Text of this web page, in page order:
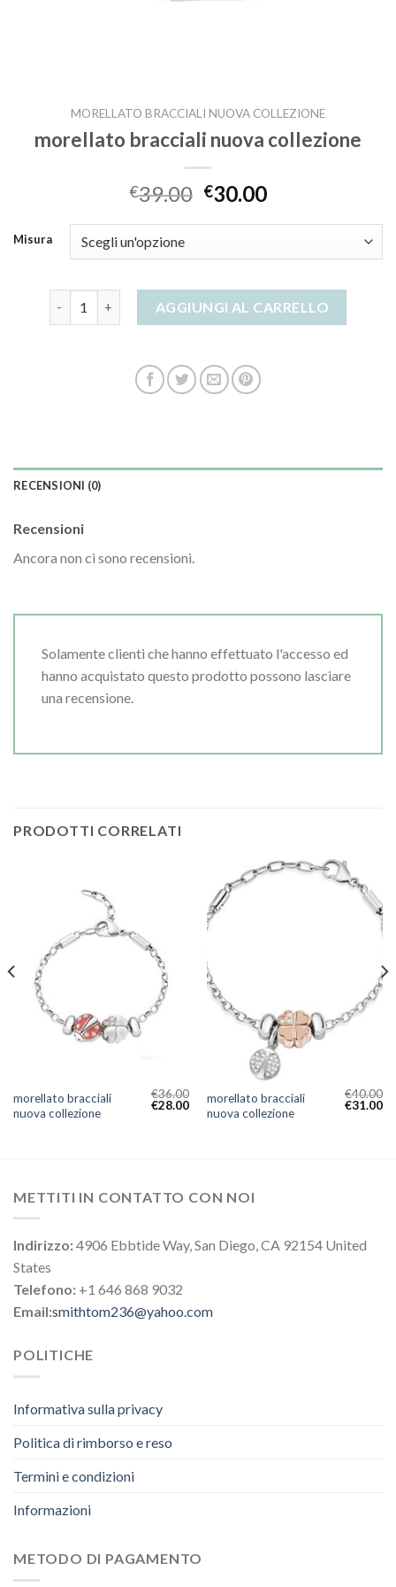
MORELLATO BRACCIALI NUOVA COLLEZIONE
morellato bracciali nuova collezione
€39.00 €30.00
Misura
AGGIUNGI AL CARRELLO
RECENSIONI (0)
Recensioni
Ancora non ci sono recensioni.
Solamente clienti che hanno effettuato l'accesso ed
hanno acquistato questo prodotto possono lasciare
una recensione.
PRODOTTI CORRELATI
morellato bracciali
nuova collezione
€36.00
€28.00
morellato bracciali
nuova collezione
€40.00
€31.00
METTITI IN CONTATTO CON NOI
Indirizzo:4906 Ebbtide Way, San Diego, CA 92154 United
States
Telefono: +1 646 868 9032
Email:smithtom236@yahoo.com
POLITICHE
Informativa sulla privacy
Politica di rimborso e reso
Termini e condizioni
Informazioni
METODO DI PAGAMENTO